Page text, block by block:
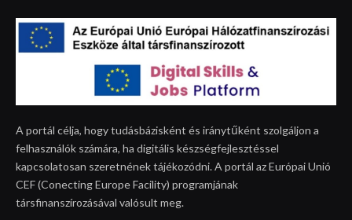
A portál célja, hogy tudásbázisként és iránytűként szolgáljon a
felhasználók számára, ha digitális készségfejlesztéssel
kapcsolatosan szeretnének tájékozódni. A portál az Európai Unió
CEF (Conecting Europe Facility) programjának
társfinanszírozásával valósult meg.